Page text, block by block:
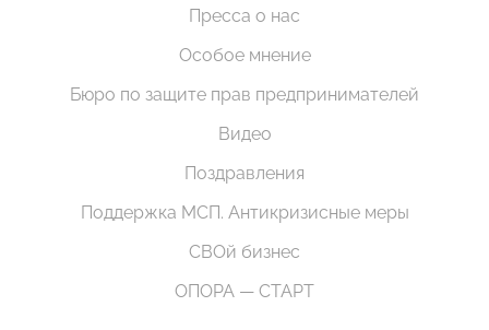
Пресса о нас
Особое мнение
Бюро по защите прав предпринимателей
Видео
Поздравления
Поддержка МСП. Антикризисные меры
СВОй бизнес
ОПОРА — СТАРТ